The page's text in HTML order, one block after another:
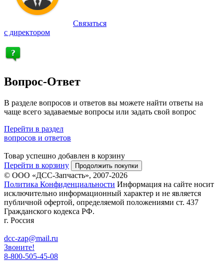
Связаться
с директором
Вопрос-Ответ
В разделе вопросов и ответов вы можете найти ответы на
чаще всего задаваемые вопросы или задать свой вопрос
Перейти в раздел
вопросов и ответов
Товар успешно добавлен в корзину
Перейти в корзину
Продолжить покупки
© ООО «ДСС-Запчасть», 2007-2026
Политика Конфиденциальности Информация на сайте носит
исключительно информационный характер и не является
публичной офертой, определяемой положениями ст. 437
Гражданского кодекса РФ.
г. Россия
dcc-zap@mail.ru
Звоните!
8-800-505-45-08